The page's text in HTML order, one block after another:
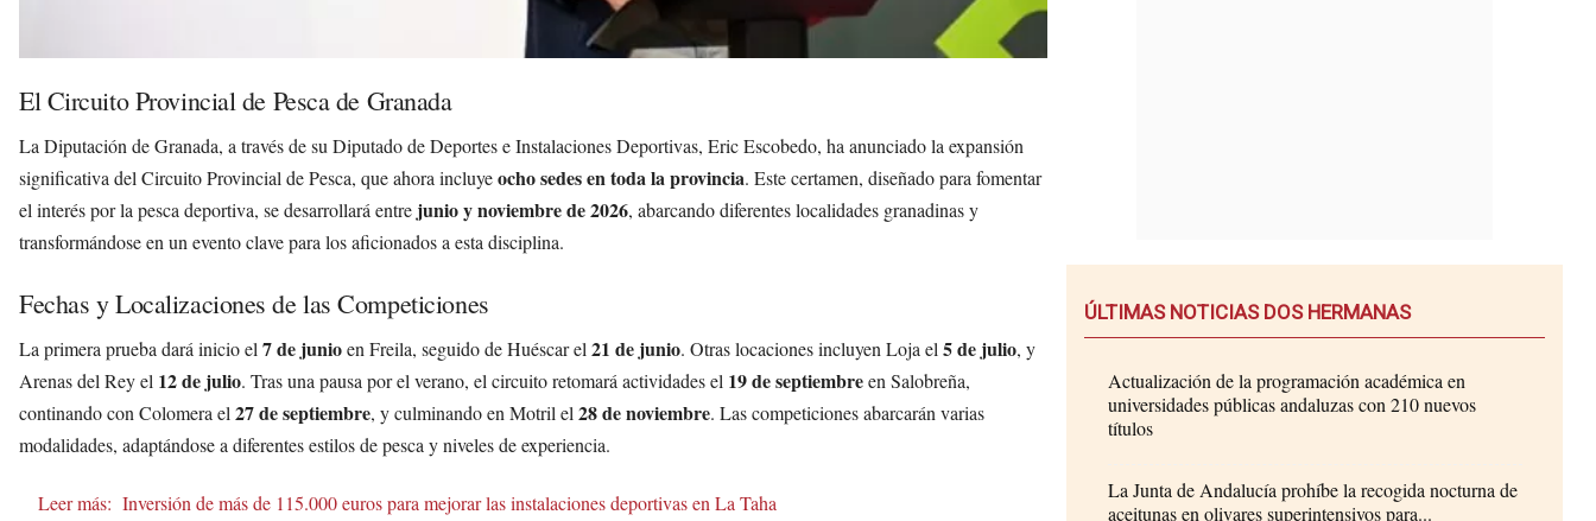
El Circuito Provincial de Pesca de Granada
La Diputación de Granada, a través de su Diputado de Deportes e Instalaciones Deportivas, Eric Escobedo, ha anunciado la expansión
significativa del Circuito Provincial de Pesca, que ahora incluyeocho sedes en toda la provincia. Este certamen, diseñado para fomentar
el interés por la pesca deportiva, se desarrollará entre junio y noviembre de 2026, abarcando diferentes localidades granadinas y
transformándose en un evento clave para los aficionados a esta disciplina.
Fechas y Localizaciones de las Competiciones
La primera prueba dará inicio el 7 de junioen Freila, seguido de Huéscar el 21 de junio. Otras locaciones incluyen Loja el 5 de julio, y
Arenas del Rey el 12 de julio. Tras una pausa por el verano, el circuito retomará actividades el 19 de septiembreen Salobreña,
continando con Colomera el 27 de septiembre, y culminando en Motril el 28 de noviembre. Las competiciones abarcarán varias
modalidades, adaptándose a diferentes estilos de pesca y niveles de experiencia.
Leer más: Inversión de más de 115.000 euros para mejorar las instalaciones deportivas en La Taha
ÚLTIMAS NOTICIAS DOS HERMANAS
Actualización de la programación académica en
universidades públicas andaluzas con 210 nuevos
títulos
La Junta de Andalucía prohíbe la recogida nocturna de
aceitunas en olivares superintensivos para...